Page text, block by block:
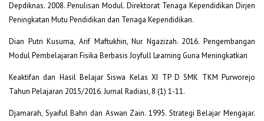
Depdiknas. 2008. Penulisan Modul. Direktorat Tenaga Kependidikan Dirjen
Peningkatan Mutu Pendidikan dan Tenaga Kependidikan.
Dian Putri Kusuma, Arif Maftukhin, Nur Ngazizah. 2016. Pengembangan
Modul Pembelajaran Fisika Berbasis Joyfull Learning Guna Meningkatkan
Keaktifan dan Hasil Belajar Siswa Kelas XI TP D SMK TKM Purworejo
Tahun Pelajaran 2015/2016. Jurnal Radiasi, 8 (1) 1-11.
Djamarah, Syaiful Bahri dan Aswan Zain. 1995. Strategi Belajar Mengajar.